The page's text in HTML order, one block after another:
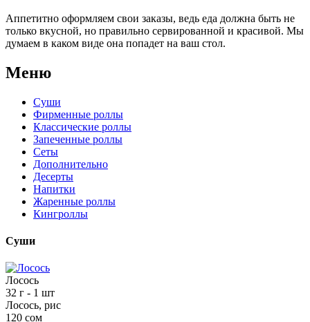
Аппетитно оформляем свои заказы, ведь еда должна быть не
только вкусной, но правильно сервированной и красивой. Мы
думаем в каком виде она попадет на ваш стол.
Меню
Суши
Фирменные роллы
Классические роллы
Запеченные роллы
Сеты
Дополнительно
Десерты
Напитки
Жаренные роллы
Кингроллы
Суши
Лосось
32 г - 1 шт
Лосось, рис
120 сом